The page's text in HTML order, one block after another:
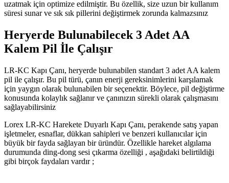
uzatmak için optimize edilmiştir. Bu özellik, size uzun bir kullanım
süresi sunar ve sık sık pillerini değiştirmek zorunda kalmazsınız
Heryerde Bulunabilecek 3 Adet AA
Kalem Pil İle Çalışır
LR-KC Kapı Çanı, heryerde bulunabilen standart 3 adet AA kalem
pil ile çalışır. Bu pil türü, çanın enerji gereksinimlerini karşılamak
için yaygın olarak bulunabilen bir seçenektir. Böylece, pil değiştirme
konusunda kolaylık sağlanır ve çanınızın sürekli olarak çalışmasını
sağlayabilirsiniz
Lorex LR-KC Harekete Duyarlı Kapı Çanı, perakende satış yapan
işletmeler, esnaflar, dükkan sahipleri ve benzeri kullanıcılar için
büyük bir fayda sağlayan bir üründür. Özellikle hareket algılama
durumunda ding-dong sesi çıkarma özelliği , aşağıdaki belirtildiği
gibi birçok faydaları vardır ;